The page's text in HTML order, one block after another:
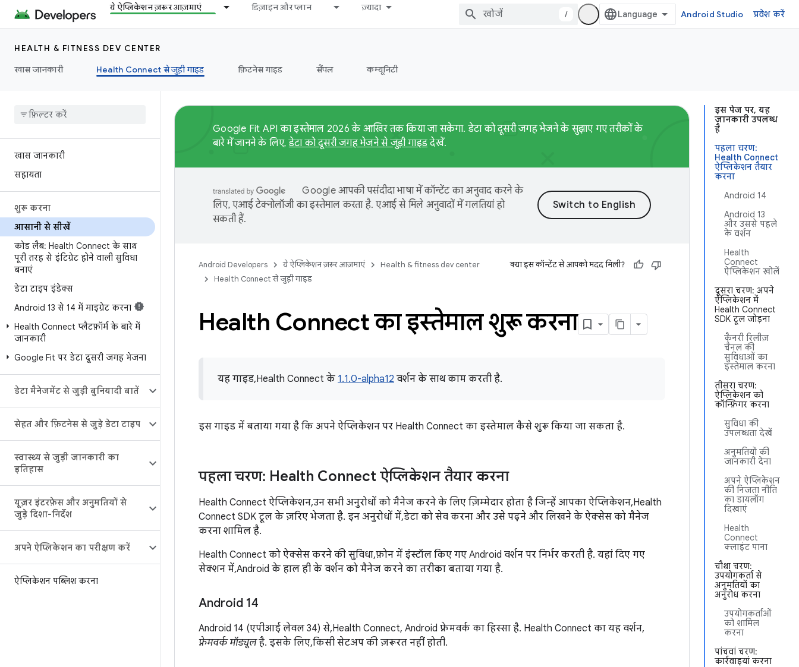
ये ऐप्लिकेशन ज़रूर आज़माएं डिज़ाइन और प्लान ज़्यादा
/ Android Studio प्रवेश करें
HEALTH & FITNESS DEV CENTER
खास जानकारी
Health Connect से जुड़ी गाइड फ़िटनेस गाइड सैंपल कम्यूनिटी
खास जानकारी
सहायता
शुरू करना
आसानी से सीखें
कोड लैब: Health Connect के साथ
पूरी तरह से इंटिग्रेट होने वाली सुविधा
बनाएं
डेटा टाइप इंडेक्स
Android 13 से 14 में माइग्रेट करना
Health Connect प्लैटफ़ॉर्म के बारे में
जानकारी
Google Fit पर डेटा दूसरी जगह भेजना
डेटा मैनेजमेंट से जुड़ी बुनियादी बातें
सेहत और फ़िटनेस से जुड़े डेटा टाइप
स्वास्थ्य से जुड़ी जानकारी का
इतिहास
यूज़र इंटरफ़ेस और अनुमतियों से
जुड़े दिशा-निर्देश
अपने ऐप्लिकेशन का परीक्षण करें
ऐप्लिकेशन पब्लिश करना
इस पेज पर, यह
जानकारी उपलब्ध
है
पहला चरण:
Health Connect
ऐप्लिकेशन तैयार
करना
Android 14
Android 13
और उससे पहले
के वर्शन
Health
Connect
ऐप्लिकेशन खोलें
दूसरा चरण: अपने
ऐप्लिकेशन में
Health Connect
SDK टूल जोड़ना
कैनरी रिलीज़
चैनल की
सुविधाओं का
इस्तेमाल करना
तीसरा चरण:
ऐप्लिकेशन को
कॉन्फ़िगर करना
सुविधा की
उपलब्धता देखें
अनुमतियों की
जानकारी देना
अपने ऐप्लिकेशन
की निजता नीति
का डायलॉग
दिखाएं
Health
Connect
क्लाइंट पाना
चौथा चरण:
उपयोगकर्ता से
अनुमतियों का
अनुरोध करना
उपयोगकर्ताओं
को शामिल
करना
पांचवां चरण:
कार्रवाइयां करना
Google Fit API का इस्तेमाल 2026 के आखिर तक किया जा सकेगा. डेटा को दूसरी जगह भेजने के सुझाए गए तरीकों के
बारे में जानने के लिए,डेटा को दूसरी जगह भेजने से जुड़ी गाइडदेखें.
Google आपकी पसंदीदा भाषा में कॉन्टेंट का अनुवाद करने के
लिए, एआई टेक्नोलॉजी का इस्तेमाल करता है. एआई से मिले अनुवादों में गलतियां हो
सकती हैं.
Android Developers ये ऐप्लिकेशन ज़रूर आज़माएं
Health & fitness dev center
Health Connect से जुड़ी गाइड
क्या इस कॉन्टेंट से आपको मदद मिली?
Health Connect का इस्तेमाल शुरू करना
यह गाइड, Health Connect के 1.1.0-alpha12 वर्शन के साथ काम करती है.
इस गाइड में बताया गया है कि अपने ऐप्लिकेशन पर Health Connect का इस्तेमाल कैसे शुरू किया जा सकता है.
पहला चरण: Health Connect ऐप्लिकेशन तैयार करना
Health Connect ऐप्लिकेशन, उन सभी अनुरोधों को मैनेज करने के लिए ज़िम्मेदार होता है जिन्हें आपका ऐप्लिकेशन, Health
Connect SDK टूल के ज़रिए भेजता है. इन अनुरोधों में, डेटा को सेव करना और उसे पढ़ने और लिखने के ऐक्सेस को मैनेज
करना शामिल है.
Health Connect को ऐक्सेस करने की सुविधा, फ़ोन में इंस्टॉल किए गए Android वर्शन पर निर्भर करती है. यहां दिए गए
सेक्शन में, Android के हाल ही के वर्शन को मैनेज करने का तरीका बताया गया है.
Android 14
Android 14 (एपीआई लेवल 34) से, Health Connect, Android फ़्रेमवर्क का हिस्सा है. Health Connect का यह वर्शन,
फ़्रेमवर्क मॉड्यूलहै. इसके लिए, किसी सेटअप की ज़रूरत नहीं होती.